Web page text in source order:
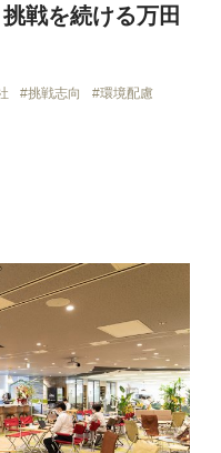
戦を続ける万田
挑戦志向 環境配慮